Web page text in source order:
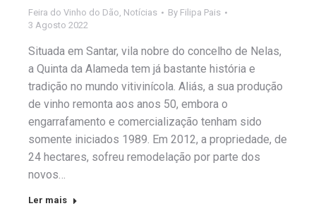
Feira do Vinho do Dão, Notícias By Filipa Pais
3 Agosto 2022
Situada em Santar, vila nobre do concelho de Nelas,
a Quinta da Alameda tem já bastante história e
tradição no mundo vitivinícola. Aliás, a sua produção
de vinho remonta aos anos 50, embora o
engarrafamento e comercialização tenham sido
somente iniciados 1989. Em 2012, a propriedade, de
24 hectares, sofreu remodelação por parte dos
novos…
Ler mais